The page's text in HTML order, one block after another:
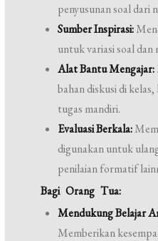
penyusunan soal dari
Sumber Inspirasi:
untuk variasi soal dan
Alat Bantu Mengajar:
bahan diskusi di
tugas mandiri.
Evaluasi Berkala:
digunakan untuk
penilaian formatif
Bagi Orang Tua:
Mendukung Belajar
Memberikan